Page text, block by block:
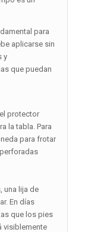
para
aplicarse sin
y
que puedan
protector
la tabla. Para
para frotar
una lija de
En días
que los pies
visiblemente